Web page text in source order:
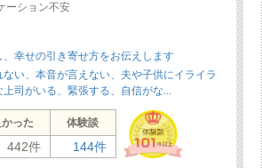
ーション不安
、幸せの引き寄せ方をお伝えします
い、本音が言えない、夫や子供にイライラ
上司がいる、緊張する、自信がな...
かった 体験談
442件 144件